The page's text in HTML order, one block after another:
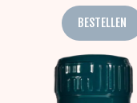
BESTELLEN